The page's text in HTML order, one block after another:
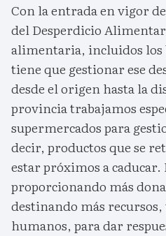
Con la entrada en vigor
del Desperdicio
alimentaria, incluidos los
tiene que gestionar ese
desde el origen hasta la
provincia trabajamos
supermercados para
decir, productos que se
estar próximos a caducar.
proporcionando más
destinando más
humanos, para dar